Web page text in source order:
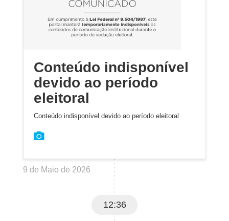
Conteúdo indisponível
devido ao período
eleitoral
Conteúdo indisponível devido ao período eleitoral
9 de Maio de 2026
12:36